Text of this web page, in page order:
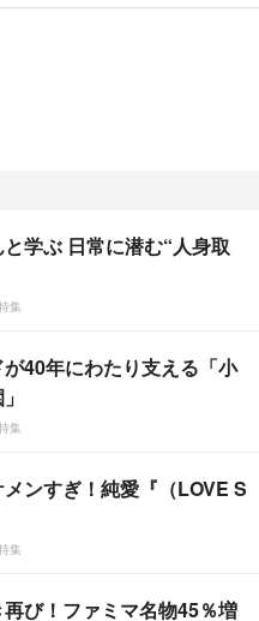
学ぶ 日常に潜む“人身取
集
40年にわたり支える「小
集
ンすぎ！純愛『（LOVE S
集
び！ファミマ名物45％増